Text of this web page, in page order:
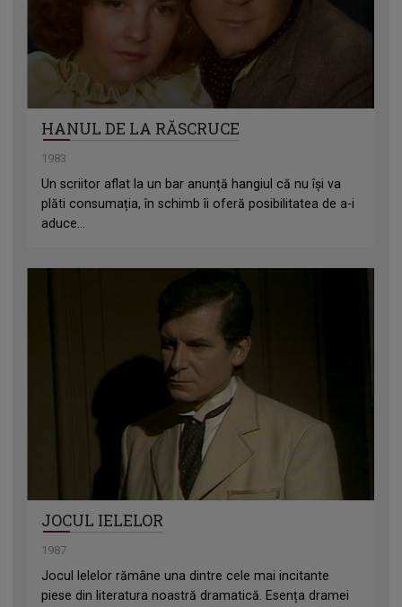
HANUL DE LA RĂSCRUCE
1983
Un scriitor aflat la un bar anunță hangiul că nu își va
plăti consumația, în schimb îi oferă posibilitatea de a-i
aduce...
JOCUL IELELOR
1987
Jocul Ielelor rămâne una dintre cele mai incitante
piese din literatura noastră dramatică. Esența dramei